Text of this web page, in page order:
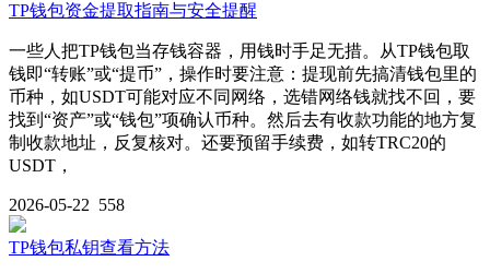
TP钱包资金提取指南与安全提醒
一些人把TP钱包当存钱容器，用钱时手足无措。从TP钱包取
钱即“转账”或“提币”，操作时要注意：提现前先搞清钱包里的
币种，如USDT可能对应不同网络，选错网络钱就找不回，要
找到“资产”或“钱包”项确认币种。然后去有收款功能的地方复
制收款地址，反复核对。还要预留手续费，如转TRC20的
USDT，
2026-05-22 558
TP钱包私钥查看方法